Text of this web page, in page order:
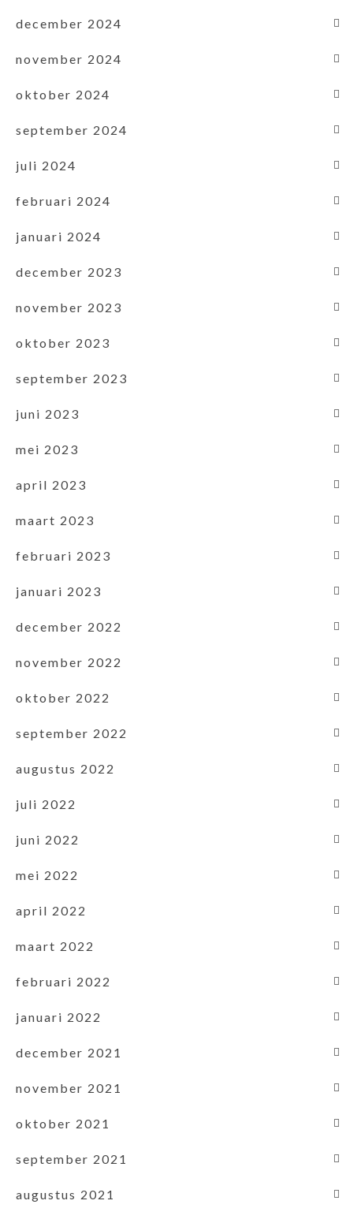
december 2024
november 2024
oktober 2024
september 2024
juli 2024
februari 2024
januari 2024
december 2023
november 2023
oktober 2023
september 2023
juni 2023
mei 2023
april 2023
maart 2023
februari 2023
januari 2023
december 2022
november 2022
oktober 2022
september 2022
augustus 2022
juli 2022
juni 2022
mei 2022
april 2022
maart 2022
februari 2022
januari 2022
december 2021
november 2021
oktober 2021
september 2021
augustus 2021